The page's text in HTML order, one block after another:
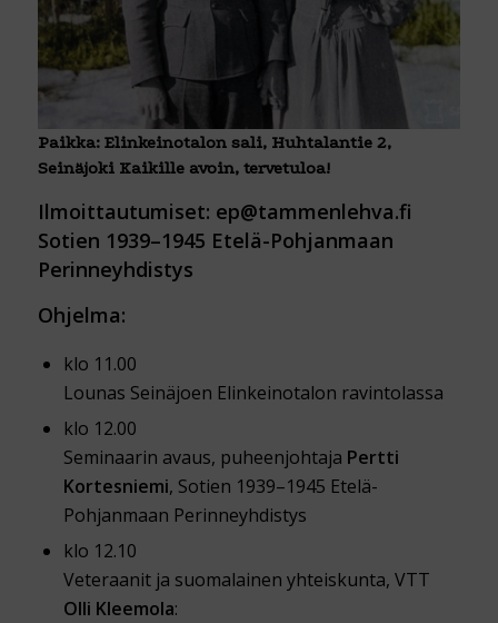
Paikka: Elinkeinotalon sali, Huhtalantie 2,
Seinäjoki Kaikille avoin, tervetuloa!
Ilmoittautumiset: ep@tammenlehva.fi
Sotien 1939–1945 Etelä-Pohjanmaan
Perinneyhdistys
Ohjelma:
klo 11.00
Lounas Seinäjoen Elinkeinotalon ravintolassa
klo 12.00
Seminaarin avaus, puheenjohtaja Pertti
Kortesniemi, Sotien 1939–1945 Etelä-
Pohjanmaan Perinneyhdistys
klo 12.10
Veteraanit ja suomalainen yhteiskunta, VTT
Olli Kleemola: